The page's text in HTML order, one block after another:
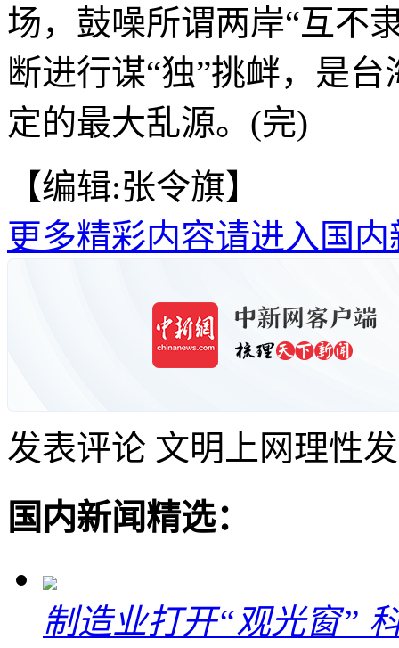
场，鼓噪所谓两岸“互不
断进行谋“独”挑衅，是
定的最大乱源。(完)
【编辑:张令旗】
更多精彩内容请进入国内
发表评论 文明上网理性
国内新闻精选：
制造业打开“观光窗”